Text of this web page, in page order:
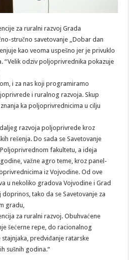
za ruralni razvoj Grada
stručno savetovanje „Dobar dan
kao veoma uspešno jer je privuklo
“Velik odziv poljoprivrednika pokazuje
i za nas koji programiramo
i ruralnog razvoja. Skup
ka poljoprivrednicima u cilju
razvoja poljoprivrede kroz
rešenja. Do sada se Savetovanje
fakultetu, a ideja
važne agro teme, kroz panel-
iz Vojvodine. Od ove
u nekoliko gradova Vojvodine i Grad
tako da se Savetovanje za
gradu,
za ruralni razvoj. Obuhvaćene
šećerne repe, do racionalnog
predviđanje ratarske
sušnih godina.“